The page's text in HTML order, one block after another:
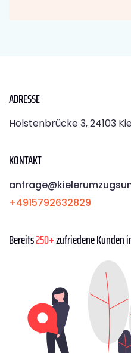
ADRESSE
Holstenbrücke 3, 24103
KONTAKT
+4915792632829
Bereits250+zufriedene Kunden